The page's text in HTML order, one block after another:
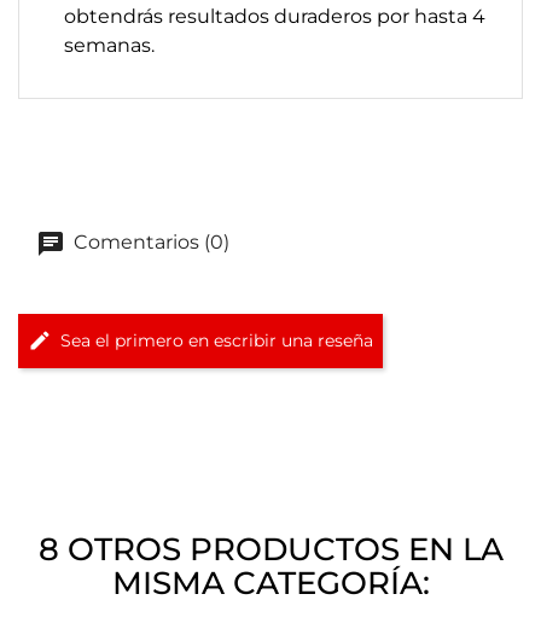
obtendrás resultados duraderos por hasta 4
semanas.
Comentarios (0)
Sea el primero en escribir una reseña
8 OTROS PRODUCTOS EN LA
MISMA CATEGORÍA: